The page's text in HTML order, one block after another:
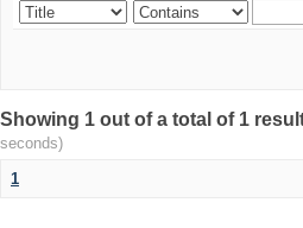
Showing 1 out of a total of 1
seconds)
1